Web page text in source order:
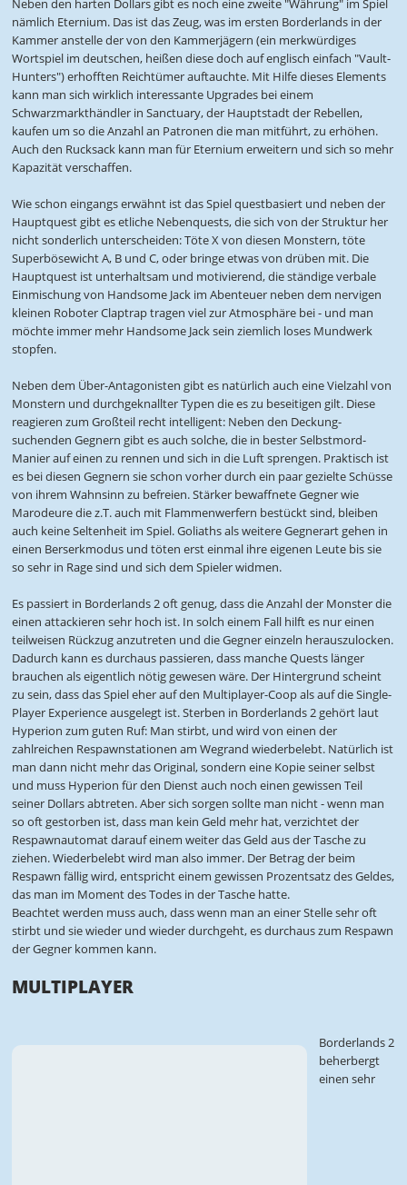
Neben den harten Dollars gibt es noch eine zweite "Währung" im Spiel
nämlich Eternium. Das ist das Zeug, was im ersten Borderlands in der
Kammer anstelle der von den Kammerjägern (ein merkwürdiges
Wortspiel im deutschen, heißen diese doch auf englisch einfach "Vault-
Hunters") erhofften Reichtümer auftauchte. Mit Hilfe dieses Elements
kann man sich wirklich interessante Upgrades bei einem
Schwarzmarkthändler in Sanctuary, der Hauptstadt der Rebellen,
kaufen um so die Anzahl an Patronen die man mitführt, zu erhöhen.
Auch den Rucksack kann man für Eternium erweitern und sich so mehr
Kapazität verschaffen.
Wie schon eingangs erwähnt ist das Spiel questbasiert und neben der
Hauptquest gibt es etliche Nebenquests, die sich von der Struktur her
nicht sonderlich unterscheiden: Töte X von diesen Monstern, töte
Superbösewicht A, B und C, oder bringe etwas von drüben mit. Die
Hauptquest ist unterhaltsam und motivierend, die ständige verbale
Einmischung von Handsome Jack im Abenteuer neben dem nervigen
kleinen Roboter Claptrap tragen viel zur Atmosphäre bei - und man
möchte immer mehr Handsome Jack sein ziemlich loses Mundwerk
stopfen.
Neben dem Über-Antagonisten gibt es natürlich auch eine Vielzahl von
Monstern und durchgeknallter Typen die es zu beseitigen gilt. Diese
reagieren zum Großteil recht intelligent: Neben den Deckung-
suchenden Gegnern gibt es auch solche, die in bester Selbstmord-
Manier auf einen zu rennen und sich in die Luft sprengen. Praktisch ist
es bei diesen Gegnern sie schon vorher durch ein paar gezielte Schüsse
von ihrem Wahnsinn zu befreien. Stärker bewaffnete Gegner wie
Marodeure die z.T. auch mit Flammenwerfern bestückt sind, bleiben
auch keine Seltenheit im Spiel. Goliaths als weitere Gegnerart gehen in
einen Berserkmodus und töten erst einmal ihre eigenen Leute bis sie
so sehr in Rage sind und sich dem Spieler widmen.
Es passiert in Borderlands 2 oft genug, dass die Anzahl der Monster die
einen attackieren sehr hoch ist. In solch einem Fall hilft es nur einen
teilweisen Rückzug anzutreten und die Gegner einzeln herauszulocken.
Dadurch kann es durchaus passieren, dass manche Quests länger
brauchen als eigentlich nötig gewesen wäre. Der Hintergrund scheint
zu sein, dass das Spiel eher auf den Multiplayer-Coop als auf die Single-
Player Experience ausgelegt ist. Sterben in Borderlands 2 gehört laut
Hyperion zum guten Ruf: Man stirbt, und wird von einen der
zahlreichen Respawnstationen am Wegrand wiederbelebt. Natürlich ist
man dann nicht mehr das Original, sondern eine Kopie seiner selbst
und muss Hyperion für den Dienst auch noch einen gewissen Teil
seiner Dollars abtreten. Aber sich sorgen sollte man nicht - wenn man
so oft gestorben ist, dass man kein Geld mehr hat, verzichtet der
Respawnautomat darauf einem weiter das Geld aus der Tasche zu
ziehen. Wiederbelebt wird man also immer. Der Betrag der beim
Respawn fällig wird, entspricht einem gewissen Prozentsatz des Geldes,
das man im Moment des Todes in der Tasche hatte.
Beachtet werden muss auch, dass wenn man an einer Stelle sehr oft
stirbt und sie wieder und wieder durchgeht, es durchaus zum Respawn
der Gegner kommen kann.
MULTIPLAYER
Borderlands 2
beherbergt
einen sehr